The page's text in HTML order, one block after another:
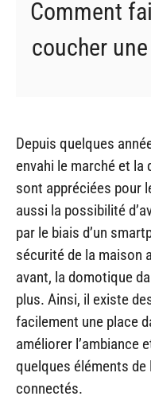
Comment
coucher
Depuis quelques
envahi le marché et
sont appréciées pour
aussi la possibilité
par le biais d’un
sécurité de la maison
avant, la domotique
plus. Ainsi, il existe
facilement une place
améliorer l’ambiance
quelques éléments
connectés.